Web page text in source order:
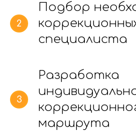
Подбор
специалиста
Разработка
маршрута